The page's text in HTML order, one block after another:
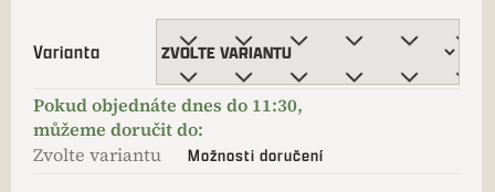
Varianta
Zvolte variantu Možnosti doručení